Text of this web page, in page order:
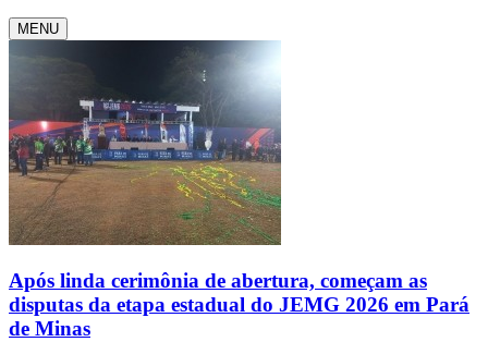
MENU
Após linda cerimônia de abertura, começam as
disputas da etapa estadual do JEMG 2026 em Pará
de Minas